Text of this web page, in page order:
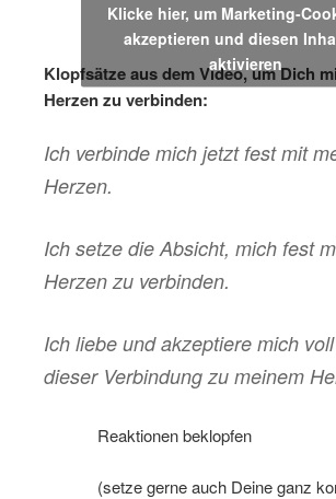
Klicke hier, um Marketing-
akzeptieren und diesen
aktivieren
Klopfsätze aus dem Video, um Dich
Herzen zu verbinden:
Ich verbinde mich jetzt fest mit
Herzen.
Ich setze die Absicht, mich fest
Herzen zu verbinden.
Ich liebe und akzeptiere mich
dieser Verbindung zu meinem
Reaktionenbeklopfen
(setze gerne auch Deine ganz